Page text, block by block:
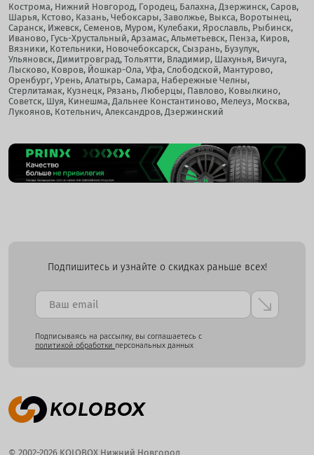
Кострома, Нижний Новгород, Городец, Балахна, Дзержинск, Саров,
Шарья, Кстово, Казань, Чебоксары, Заволжье, Выкса, Воротынец,
Саранск, Ижевск, Семенов, Муром, Кулебаки, Ярославль, Рыбинск,
Иваново, Гусь-Хрустальный, Арзамас, Альметьевск, Пенза, Киров,
Вязники, Котельники, Новочебоксарск, Сызрань, Бузулук,
Ульяновск, Димитровград, Тольятти, Владимир, Шахунья, Вичуга,
Лысково, Ковров, Йошкар-Ола, Уфа, Слободской, Мантурово,
Оренбург, Урень, Алатырь, Самара, Набережные Челны,
Стерлитамак, Кузнецк, Рязань, Люберцы, Павлово, Ковылкино,
Советск, Шуя, Кинешма, Дальнее Константиново, Мелеуз, Москва,
Лукоянов, Котельнич, Александров, Дзержинский
Подпишитесь и узнайте о скидках раньше всех!
Подписываясь на рассылку, вы соглашаетесь с
политикой обработки персональных данных
© 2002-2026 KOLOBOX Нижний Новгород